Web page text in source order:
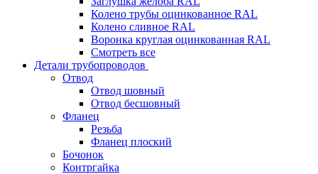
Колено трубы оцинкованное RAL
Колено сливное RAL
Воронка круглая оцинкованная RAL
Смотреть все
Детали трубопроводов
Отвод
Отвод шовный
Отвод бесшовный
Фланец
Резьба
Фланец плоский
Бочонок
Контргайка